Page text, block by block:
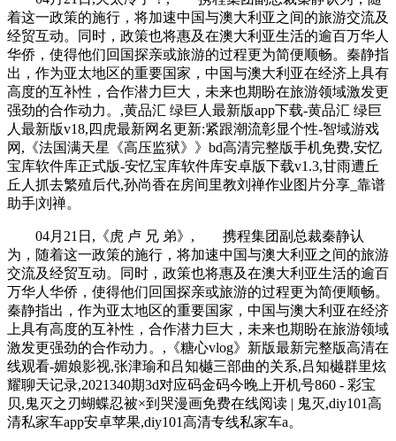
着这一政策的施行，将加速中国与澳大利亚之间的旅游交流及
经贸互动。同时，政策也将惠及在澳大利亚生活的逾百万华人
华侨，使得他们回国探亲或旅游的过程更为简便顺畅。秦静指
出，作为亚太地区的重要国家，中国与澳大利亚在经济上具有
高度的互补性，合作潜力巨大，未来也期盼在旅游领域激发更
强劲的合作动力。,黄品汇 绿巨人最新版app下载-黄品汇 绿巨
人最新版v18,四虎最新网名更新:紧跟潮流彰显个性-智域游戏
网,《法国满天星《高压监狱》》bd高清完整版手机免费,安忆
宝库软件库正式版-安忆宝库软件库安卓版下载v1.3,甘雨遭丘
丘人抓去繁殖后代,孙尚香在房间里教刘禅作业图片分享_靠谱
助手|刘禅。
04月21日,《虎 卢 兄 弟》, 携程集团副总裁秦静认
为，随着这一政策的施行，将加速中国与澳大利亚之间的旅游
交流及经贸互动。同时，政策也将惠及在澳大利亚生活的逾百
万华人华侨，使得他们回国探亲或旅游的过程更为简便顺畅。
秦静指出，作为亚太地区的重要国家，中国与澳大利亚在经济
上具有高度的互补性，合作潜力巨大，未来也期盼在旅游领域
激发更强劲的合作动力。,《糖心vlog》新版最新完整版高清在
线观看-媚娘影视,张津瑜和吕知樾三部曲的关系,吕知樾群里炫
耀聊天记录,2021340期3d对应码金码今晚上开机号860 - 彩宝
贝,鬼灭之刃蝴蝶忍被×到哭漫画免费在线阅读 | 鬼灭,diy101高
清私家车app安卓苹果,diy101高清专线私家车a。